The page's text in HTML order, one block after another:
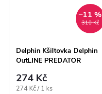
310 Kč
–11 %
Delphin Kšiltovka Delphin
OutLINE PREDATOR
274 Kč
Měrná
274 Kč / 1 ks